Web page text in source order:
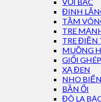
ĐINH
TẦM
TRE
TRE ĐIỀN
MUỒNG
GIỔI GHÉP
XẠ ĐEN
NHO BIỂN
BẦN ỔI
ĐÔ LA